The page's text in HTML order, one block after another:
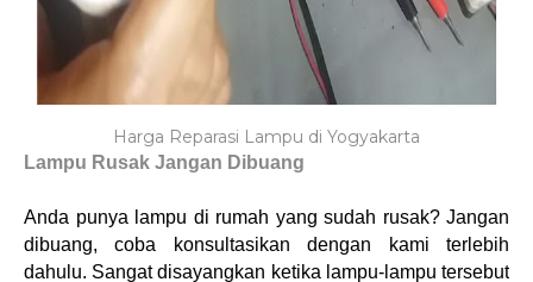
Harga Reparasi Lampu di Yogyakarta
Lampu Rusak Jangan Dibuang
Anda punya lampu di rumah yang sudah rusak? Jangan
dibuang, coba konsultasikan dengan kami terlebih
dahulu. Sangat disayangkan ketika lampu-lampu tersebut